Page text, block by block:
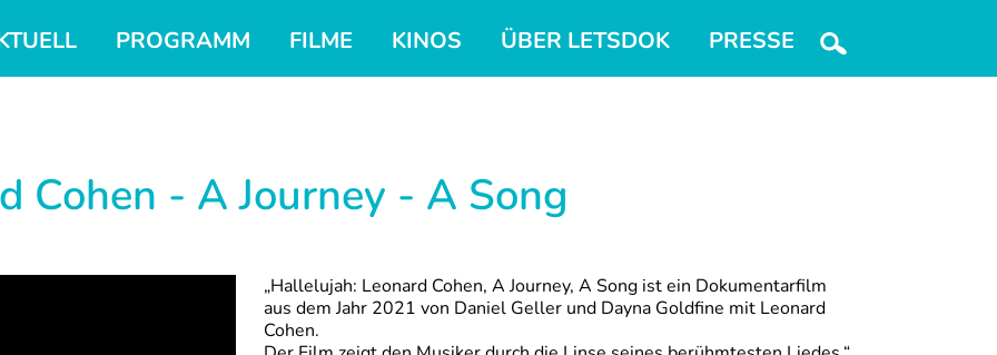
PROGRAMM FILME KINOS ÜBER LETSDOK PRESSE
Cohen - A Journey - A Song
„Hallelujah: Leonard Cohen, A Journey, A Song ist ein Dokumentarfilm
aus dem Jahr 2021 von Daniel Geller und Dayna Goldfine mit Leonard
Cohen.